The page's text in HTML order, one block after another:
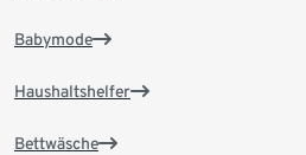
Babymode
Haushaltshelfer
Bettwäsche